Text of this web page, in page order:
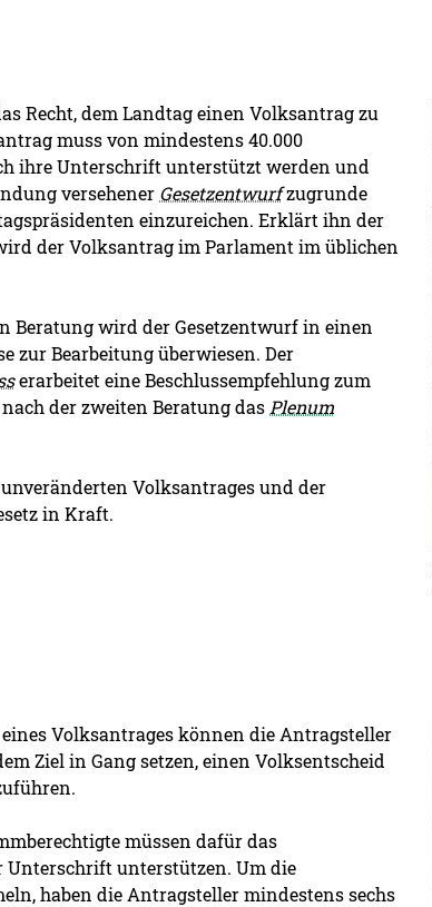
Recht, dem Landtag einen Volksantrag zu
muss von mindestens 40.000
ihre Unterschrift unterstützt werden und
versehener Gesetzentwurfzugrunde
einzureichen. Erklärt ihn der
der Volksantrag im Parlament im üblichen
Beratung wird der Gesetzentwurf in einen
zur Bearbeitung überwiesen. Der
erarbeitet eine Beschlussempfehlung zum
der zweiten Beratung das Plenum
Volksantrages und der
in Kraft.
Volksantrages können die Antragsteller
Ziel in Gang setzen, einen Volksentscheid
müssen dafür das
Unterschrift unterstützen. Um die
haben die Antragsteller mindestens sechs